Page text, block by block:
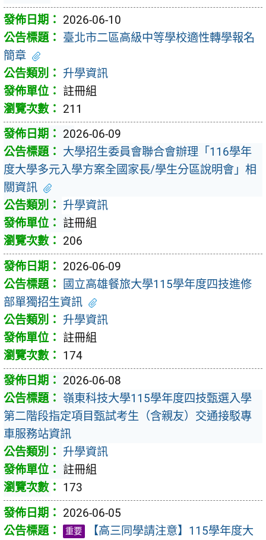
2026-06-10
臺北市二區高級中等學校適性轉學報名
簡章
升學資訊
註冊組
211
2026-06-09
大學招生委員會聯合會辦理「116學年
度大學多元入學方案全國家長/學生分區說明會」相
關資訊
升學資訊
註冊組
206
2026-06-09
國立高雄餐旅大學115學年度四技進修
部單獨招生資訊
升學資訊
註冊組
174
2026-06-08
嶺東科技大學115學年度四技甄選入學
第二階段指定項目甄試考生（含親友）交通接駁專
車服務站資訊
升學資訊
註冊組
173
2026-06-05
重要
【高三同學請注意】115學年度大